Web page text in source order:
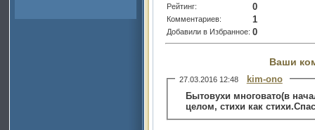
Рейтинг: 0
Комментариев: 1
Добавили в Избранное: 0
Ваши
27.03.2016 12:48
kim-ono
Бытовухи многовато(в
целом, стихи как